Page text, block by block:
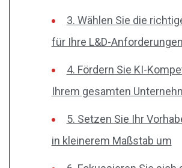
3. Wählen Sie die
für Ihre L&D-Anforderungen
4. Fördern Sie KI-
Ihrem gesamten
5. Setzen Sie Ihr
in kleinerem Maßstab um